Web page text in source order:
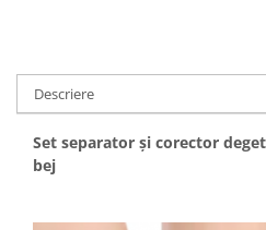
Descriere
Set separator și corector
bej